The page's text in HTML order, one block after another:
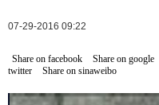
07-29-2016 09:22
Share on facebook Share on google
twitter
Share on sinaweibo